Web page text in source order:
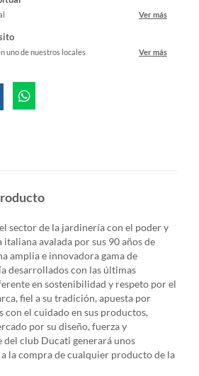
Ver más
uno de nuestros locales Ver más
sector de la jardinería con el poder y
italiana avalada por sus 90 años de
amplia e innovadora gama de
desarrollados con las últimas
en sostenibilidad y respeto por el
fiel a su tradición, apuesta por
con el cuidado en sus productos,
por su diseño, fuerza y
club Ducati generará unos
la compra de cualquier producto de la